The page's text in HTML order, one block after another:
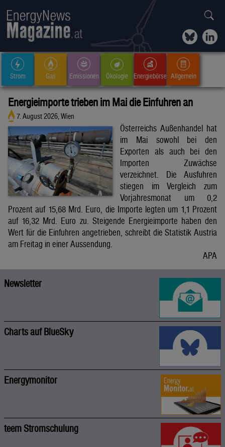
Strom Gas Emissionen Ökologie Energiebörse Allgemein
Energieimporte trieben im Mai die Einfuhren an
7. August 2026, Wien
Österreichs Außenhandel hat
im Mai sowohl bei den
Exporten als auch bei den
Importen Zuwächse
verzeichnet. Die Ausfuhren
stiegen im Vergleich zum
Vorjahresmonat um 0,2
Prozent auf 15,68 Mrd. Euro, die Importe legten um 1,1 Prozent
auf 16,32 Mrd. Euro zu. Steigende Energieimporte haben den
Wert für die Einfuhren angetrieben, schreibt die Statistik Austria
am Freitag in einer Aussendung.
APA
Newsletter
Charts auf BlueSky
Energymonitor
teem Stromschulung